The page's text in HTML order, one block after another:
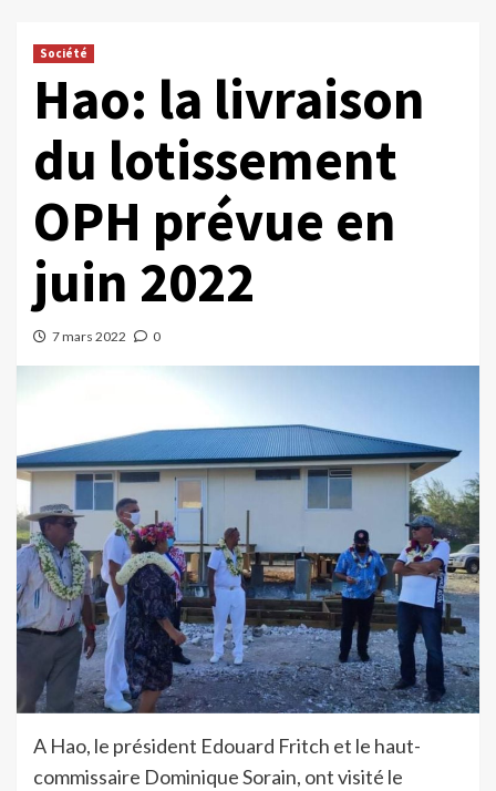
Société
Hao: la livraison
du lotissement
OPH prévue en
juin 2022
7 mars 2022 0
A Hao, le président Edouard Fritch et le haut-
commissaire Dominique Sorain, ont visité le